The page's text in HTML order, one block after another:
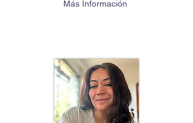
Más Información